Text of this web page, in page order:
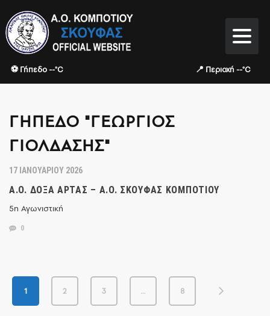
⚽ Γήπεδο --°C 📍 Περιοχή --°C
ΓΉΠΕΔΟ "ΓΕΏΡΓΙΟΣ
ΓΙΟΛΔΆΣΗΣ"
17 ΙΑΝΟΥΑΡΊΟΥ 2026
Α.Ο. ΔΌΞΑ ΆΡΤΑΣ – Α.Ο. ΣΚΟΥΦΆΣ ΚΟΜΠΟΤΊΟΥ
5η Αγωνιστική
0
1 2 3 … 8